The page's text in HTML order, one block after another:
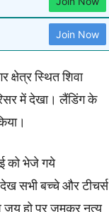
Join Now
क्षेत्र स्थित शिवा
में देखा। लैंडिंग के
को भेजे गये
सभी बच्चे और टीचर्स
जय हो पर जमकर नृत्य